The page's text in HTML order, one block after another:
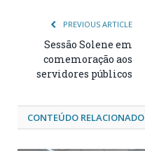
PREVIOUS ARTICLE
Sessão Solene em
comemoração aos
servidores públicos
CONTEÚDO RELACIONADO